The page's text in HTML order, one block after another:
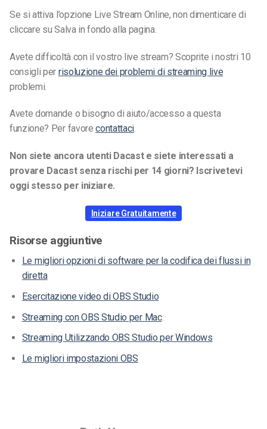
Se si attiva l’opzione Live Stream Online, non dimenticare di
cliccare su Salva in fondo alla pagina.
Avete difficoltà con il vostro live stream? Scoprite i nostri 10
consigli per risoluzione dei problemi di streaming live
problemi.
Avete domande o bisogno di aiuto/accesso a questa
funzione? Per favorecontattaci.
Non siete ancora utenti Dacast e siete interessati a
provare Dacast senza rischi per 14 giorni? Iscrivetevi
oggi stesso per iniziare.
Iniziare Gratuitamente
Risorse aggiuntive
Le migliori opzioni di software per la codifica dei flussi in
diretta
Esercitazione video di OBS Studio
Streaming con OBS Studio per Mac.
Streaming Utilizzando OBS Studio per Windows
Le migliori impostazioni OBS